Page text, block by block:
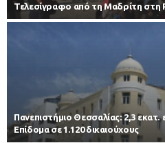
Τελεσίγραφο από τη Μαδρίτη
Πανεπιστήμιο Θεσσαλίας: 2,3
Επίδομα σε 1.120 δικαιούχους